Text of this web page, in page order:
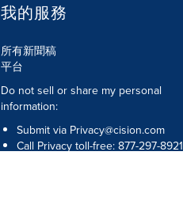
我的服務
所有新聞稿
平台
Do not sell or share my personal
information:
Submit via Privacy@cision.com
Call Privacy toll-free: 877-297-8921